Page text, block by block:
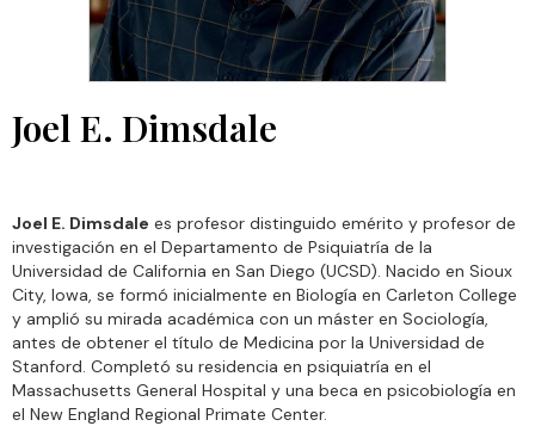
Joel E. Dimsdale
Joel E. Dimsdale es profesor distinguido emérito y profesor de
investigación en el Departamento de Psiquiatría de la
Universidad de California en San Diego (UCSD). Nacido en Sioux
City, Iowa, se formó inicialmente en Biología en Carleton College
y amplió su mirada académica con un máster en Sociología,
antes de obtener el título de Medicina por la Universidad de
Stanford. Completó su residencia en psiquiatría en el
Massachusetts General Hospital y una beca en psicobiología en
el New England Regional Primate Center.